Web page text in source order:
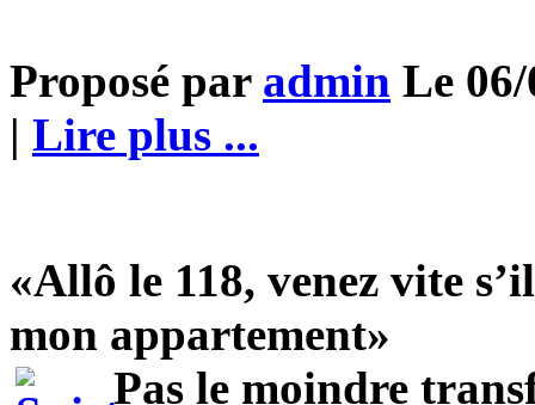
Proposé par admin Le
| Lire plus ...
«Allô le 118, venez vite
mon appartement»
Pas le moindre